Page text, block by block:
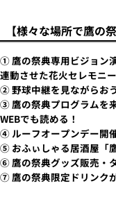
【様々な場所で鷹の
① 鷹の祭典専用ビジョン
連動させた花火セレモニ
② 野球中継を見ながらお
③ 鷹の祭典プログラムを
WEBでも読める！
④ ルーフオープンデー開
⑤ おふぃしゃる居酒屋「
⑥ 鷹の祭典グッズ販売・
⑦ 鷹の祭典限定ドリンク